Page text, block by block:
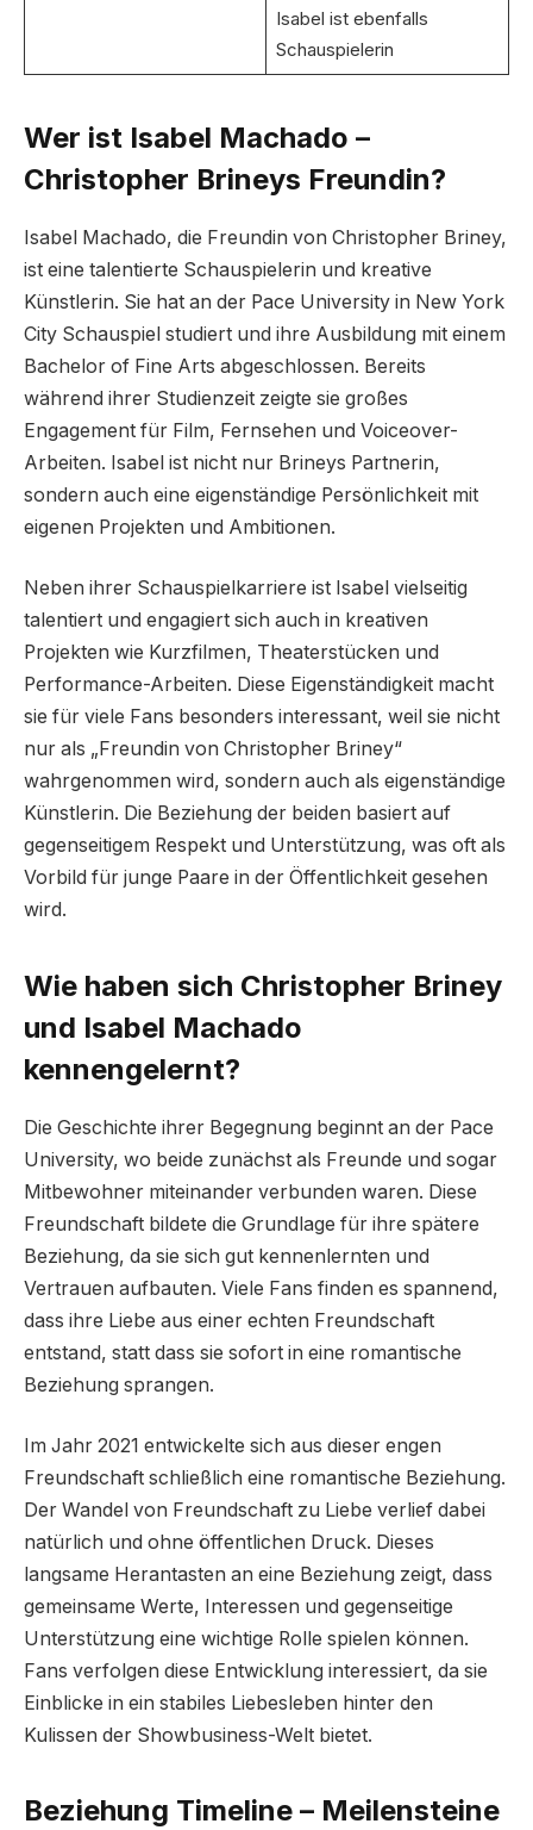
Isabel ist ebenfalls
Schauspielerin
Wer ist Isabel Machado –
Christopher Brineys Freundin?
Isabel Machado, die Freundin von Christopher Briney,
ist eine talentierte Schauspielerin und kreative
Künstlerin. Sie hat an der Pace University in New York
City Schauspiel studiert und ihre Ausbildung mit einem
Bachelor of Fine Arts abgeschlossen. Bereits
während ihrer Studienzeit zeigte sie großes
Engagement für Film, Fernsehen und Voiceover-
Arbeiten. Isabel ist nicht nur Brineys Partnerin,
sondern auch eine eigenständige Persönlichkeit mit
eigenen Projekten und Ambitionen.
Neben ihrer Schauspielkarriere ist Isabel vielseitig
talentiert und engagiert sich auch in kreativen
Projekten wie Kurzfilmen, Theaterstücken und
Performance-Arbeiten. Diese Eigenständigkeit macht
sie für viele Fans besonders interessant, weil sie nicht
nur als „Freundin von Christopher Briney“
wahrgenommen wird, sondern auch als eigenständige
Künstlerin. Die Beziehung der beiden basiert auf
gegenseitigem Respekt und Unterstützung, was oft als
Vorbild für junge Paare in der Öffentlichkeit gesehen
wird.
Wie haben sich Christopher Briney
und Isabel Machado
kennengelernt?
Die Geschichte ihrer Begegnung beginnt an der Pace
University, wo beide zunächst als Freunde und sogar
Mitbewohner miteinander verbunden waren. Diese
Freundschaft bildete die Grundlage für ihre spätere
Beziehung, da sie sich gut kennenlernten und
Vertrauen aufbauten. Viele Fans finden es spannend,
dass ihre Liebe aus einer echten Freundschaft
entstand, statt dass sie sofort in eine romantische
Beziehung sprangen.
Im Jahr 2021 entwickelte sich aus dieser engen
Freundschaft schließlich eine romantische Beziehung.
Der Wandel von Freundschaft zu Liebe verlief dabei
natürlich und ohne öffentlichen Druck. Dieses
langsame Herantasten an eine Beziehung zeigt, dass
gemeinsame Werte, Interessen und gegenseitige
Unterstützung eine wichtige Rolle spielen können.
Fans verfolgen diese Entwicklung interessiert, da sie
Einblicke in ein stabiles Liebesleben hinter den
Kulissen der Showbusiness-Welt bietet.
Beziehung Timeline – Meilensteine